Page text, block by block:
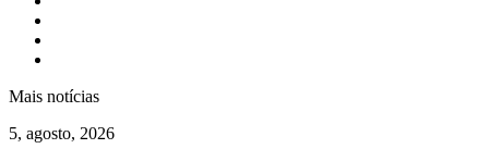
Mais notícias
5, agosto, 2026